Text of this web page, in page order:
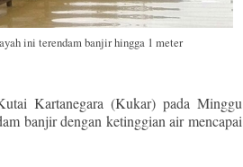
ini terendam banjir hingga 1 meter
Kartanegara (Kukar) pada Minggu
banjir dengan ketinggian air mencapai